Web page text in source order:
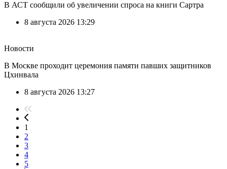
В АСТ сообщили об увеличении спроса на книги Сартра
8 августа 2026 13:29
Новости
В Москве проходит церемония памяти павших защитников
Цхинвала
8 августа 2026 13:27
1
2
3
4
5